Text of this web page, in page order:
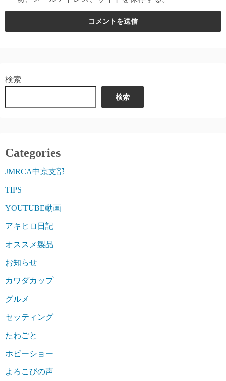
検索
検索
Categories
JMRCA中京支部
TIPS
YOUTUBE動画
アキヒロ日記
オススメ製品
お知らせ
カワダカップ
グルメ
セッティング
たわごと
ホビーショー
よろこびの声